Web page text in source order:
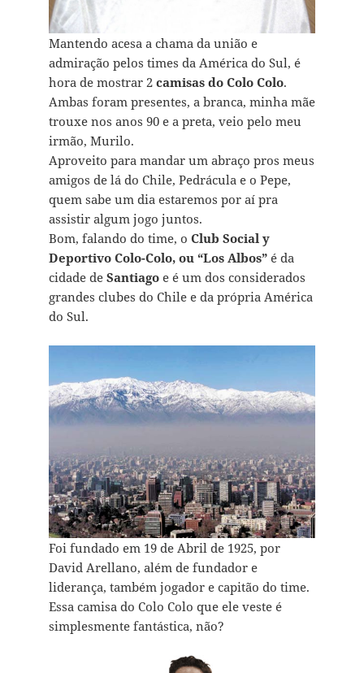
Mantendo acesa a chama da união e
admiração pelos times da América do Sul, é
hora de mostrar 2 camisas do Colo Colo.
Ambas foram presentes, a branca, minha mãe
trouxe nos anos 90 e a preta, veio pelo meu
irmão, Murilo.
Aproveito para mandar um abraço pros meus
amigos de lá do Chile, Pedrácula e o Pepe,
quem sabe um dia estaremos por aí pra
assistir algum jogo juntos.
Bom, falando do time, o Club Social y
Deportivo Colo-Colo, ou “Los Albos”é da
cidade de Santiagoe é um dos considerados
grandes clubes do Chile e da própria América
do Sul.
Foi fundado em 19 de Abril de 1925, por
David Arellano, além de fundador e
liderança, também jogador e capitão do time.
Essa camisa do Colo Colo que ele veste é
simplesmente fantástica, não?